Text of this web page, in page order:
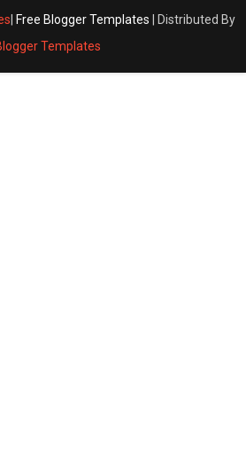
Free Blogger Templates | Distributed By
Templates